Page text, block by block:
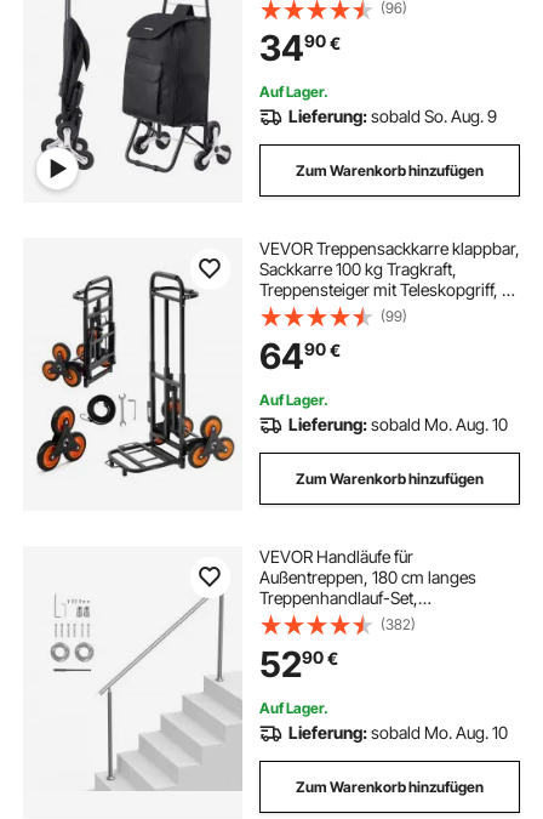
Stoff, zum Einkaufen, Büro, Umzug,
Transport, Outdoor, Wäsche,
Schwarz
(96)
3490€
Auf Lager.
Lieferung:sobald So. Aug. 9
Zum Warenkorb hinzufügen
VEVOR Treppensackkarre klappbar,
Sackkarre 100 kg Tragkraft,
Treppensteiger mit Teleskopgriff, 6
Rädern & 2 Spanngurten,
Transportkarre, Treppenkarre,
Stapelkarre für Haushalt, Einkauf &
Lager
(99)
6490€
Auf Lager.
Lieferung:sobald Mo. Aug. 10
Zum Warenkorb hinzufügen
VEVOR Handläufe für
Außentreppen, 180 cm langes
Treppenhandlauf-Set,
Übergangsgeländer aus Edelstahl
mit Montagesatz, doppelsäulige
Treppenhandläufe für Senioren,
Veranda und Terrasse
(382)
5290€
Auf Lager.
Lieferung:sobald Mo. Aug. 10
Zum Warenkorb hinzufügen